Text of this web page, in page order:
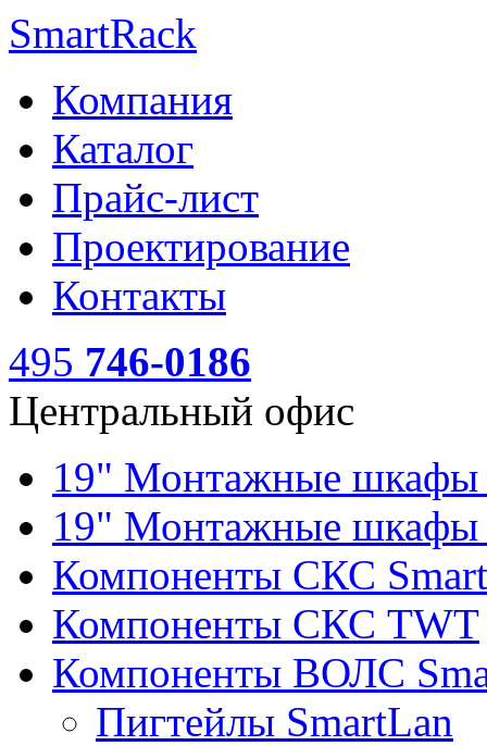
SmartRack
Компания
Каталог
Прайс-лист
Проектирование
Контакты
495 746-0186
Центральный офис
19" Монтажные
19" Монтажные шкафы
Компоненты СКС
Компоненты СКС TWT
Компоненты ВОЛС
Пигтейлы SmartLan